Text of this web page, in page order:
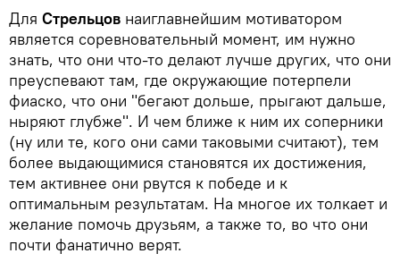
Для Стрельцов наиглавнейшим мотиватором
является соревновательный момент, им нужно
знать, что они что-то делают лучше других, что они
преуспевают там, где окружающие потерпели
фиаско, что они "бегают дольше, прыгают дальше,
ныряют глубже". И чем ближе к ним их соперники
(ну или те, кого они сами таковыми считают), тем
более выдающимися становятся их достижения,
тем активнее они рвутся к победе и к
оптимальным результатам. На многое их толкает и
желание помочь друзьям, а также то, во что они
почти фанатично верят.